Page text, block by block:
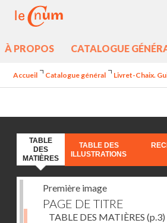
À PROPOS CATALOGUE
Accueil Catalogue général Livret-Chaix.
TABLE
DES
MATIÈRES
TABLE DES
ILLUSTRATIONS
Première image
PAGE DE TITRE
TABLE DES MATIÈRES (p.3)